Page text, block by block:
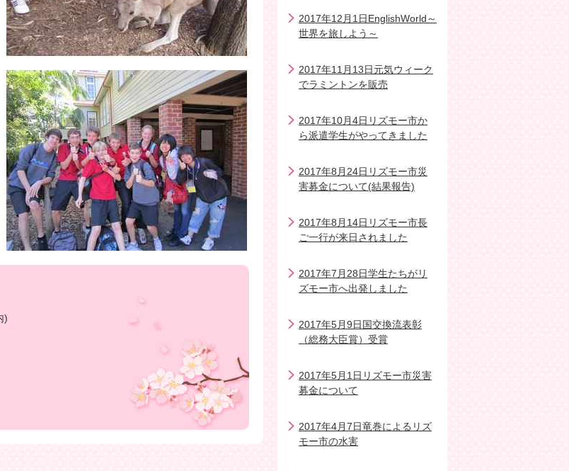
)
2017年12月1日EnglishWorld～
世界を旅しよう～
2017年11月13日元気ウィーク
でラミントンを販売
2017年10月4日リズモー市か
ら派遣学生がやってきました
2017年8月24日リズモー市災
害募金について(結果報告)
2017年8月14日リズモー市長
ご一行が来日されました
2017年7月28日学生たちがリ
ズモー市へ出発しました
2017年5月9日国交換流表彰
（総務大臣賞）受賞
2017年5月1日リズモー市災害
募金について
2017年4月7日竜巻によるリズ
モー市の水害